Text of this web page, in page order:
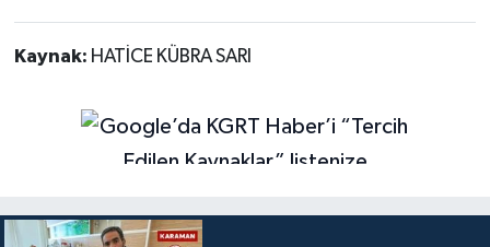
Kaynak: HATİCE KÜBRA SARI